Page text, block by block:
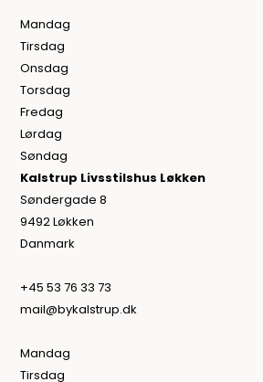
Mandag
Tirsdag
Onsdag
Torsdag
Fredag
Lørdag
Søndag
Kalstrup Livsstilshus Løkken
Søndergade 8
9492 Løkken
Danmark
+45 53 76 33 73
mail@bykalstrup.dk
Mandag
Tirsdag